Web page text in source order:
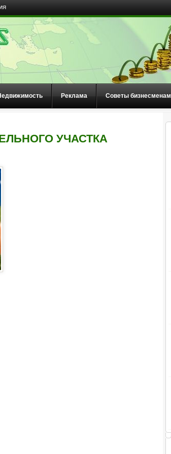
Реклама Советы бизнесменам
УЧАСТКА